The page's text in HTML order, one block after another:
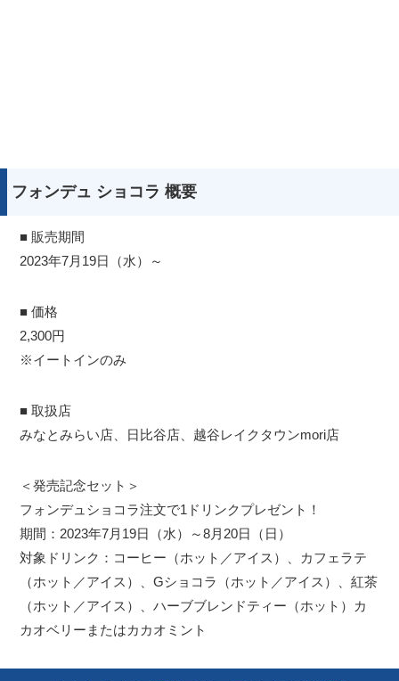
フォンデュ ショコラ 概要
■ 販売期間
2023年7月19日（水）～
■ 価格
2,300円
※イートインのみ
■ 取扱店
みなとみらい店、日比谷店、越谷レイクタウンmori店
＜発売記念セット＞
フォンデュショコラ注文で1ドリンクプレゼント！
期間：2023年7月19日（水）～8月20日（日）
対象ドリンク：コーヒー（ホット／アイス）、カフェラテ
（ホット／アイス）、Gショコラ（ホット／アイス）、紅茶
（ホット／アイス）、ハーブブレンドティー（ホット）カ
カオベリーまたはカカオミント